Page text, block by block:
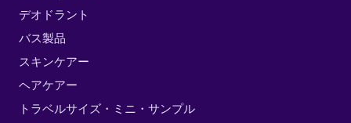
デオドラント
バス製品
スキンケアー
ヘアケアー
トラベルサイズ・ミニ・サンプル